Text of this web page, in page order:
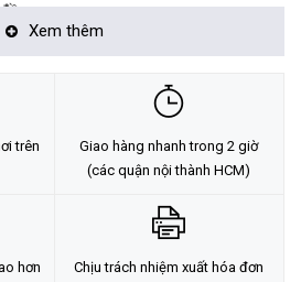
mạng
Ruijie Cloud, bạn có thể thêmRuijie
vào Sơ đồ mạng theo cách thủ công hoặc
tạo ra sơ đồ mạng hoàn chỉnh một cách
Xem thêm
trên
Giao hàng nhanh trong 2 giờ
(các quận nội thành HCM)
hơn
Chịu trách nhiệm xuất hóa đơn